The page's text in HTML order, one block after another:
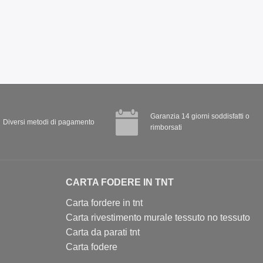
Diversi metodi di pagamento
Garanzia 14 giorni soddisfatti o
rimborsati
CARTA FODERE IN TNT
Carta fordere in tnt
Carta rivestimento murale tessuto no tessuto
Carta da parati tnt
Carta fodere